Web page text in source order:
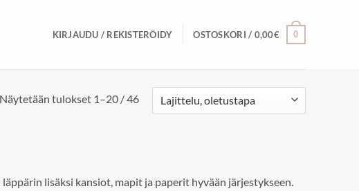
KIRJAUDU / REKISTERÖIDY OSTOSKORI / 0,00€ 0
Näytetään tulokset 1–20 / 46
lisäksi kansiot, mapit ja paperit hyvään järjestykseen.